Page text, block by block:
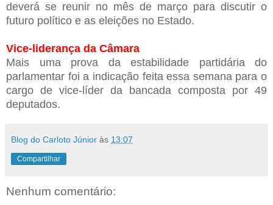
deverá se reunir no mês de março para discutir o
futuro político e as eleições no Estado.
Vice-liderança da Câmara
Mais uma prova da estabilidade partidária do
parlamentar foi a indicação feita essa semana para o
cargo de vice-líder da bancada composta por 49
deputados.
Blog do Carloto Júnior às 13:07
Compartilhar
Nenhum comentário: